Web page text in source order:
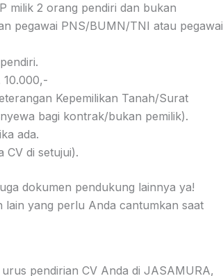
milik 2 orang pendiri dan bukan
pegawai PNS/BUMN/TNI atau pegawai
10.000,-
Kepemilikan Tanah/Surat
bagi kontrak/bukan pemilik).
ada.
CV di setujui).
dokumen pendukung lainnya ya!
lain yang perlu Anda cantumkan saat
pendirian CV Anda di JASAMURA,